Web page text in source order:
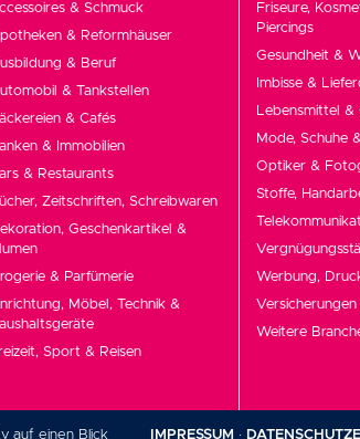
& Schmuck
& Reformhäuser
& Beruf
& Tankstellen
& Cafés
& Immobilien
& Restaurants
Zeitschriften, Schreibwaren
Geschenkartikel &
& Parfümerie
Möbel, Technik &
Sport & Reisen
Friseure,
Piercings
Gesundheit &
Imbisse &
Lebensmittel &
Mode, Schuhe
Optiker &
Stoffe,
Werbung,
Weitere
auf einen Blick IMPRESSUM ·